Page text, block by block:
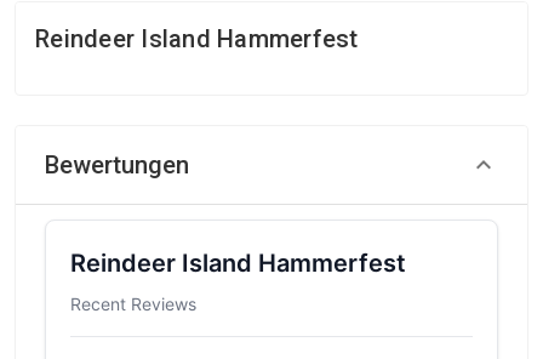
Reindeer Island Hammerfest
Bewertungen